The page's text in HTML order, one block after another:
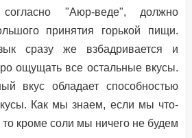
"Аюр-веде", должно
принятия горькой пищи.
сразу же взбадривается и
ощущать все остальные вкусы.
вкус обладает способностью
Как мы знаем, если мы что-
кроме соли мы ничего не будем